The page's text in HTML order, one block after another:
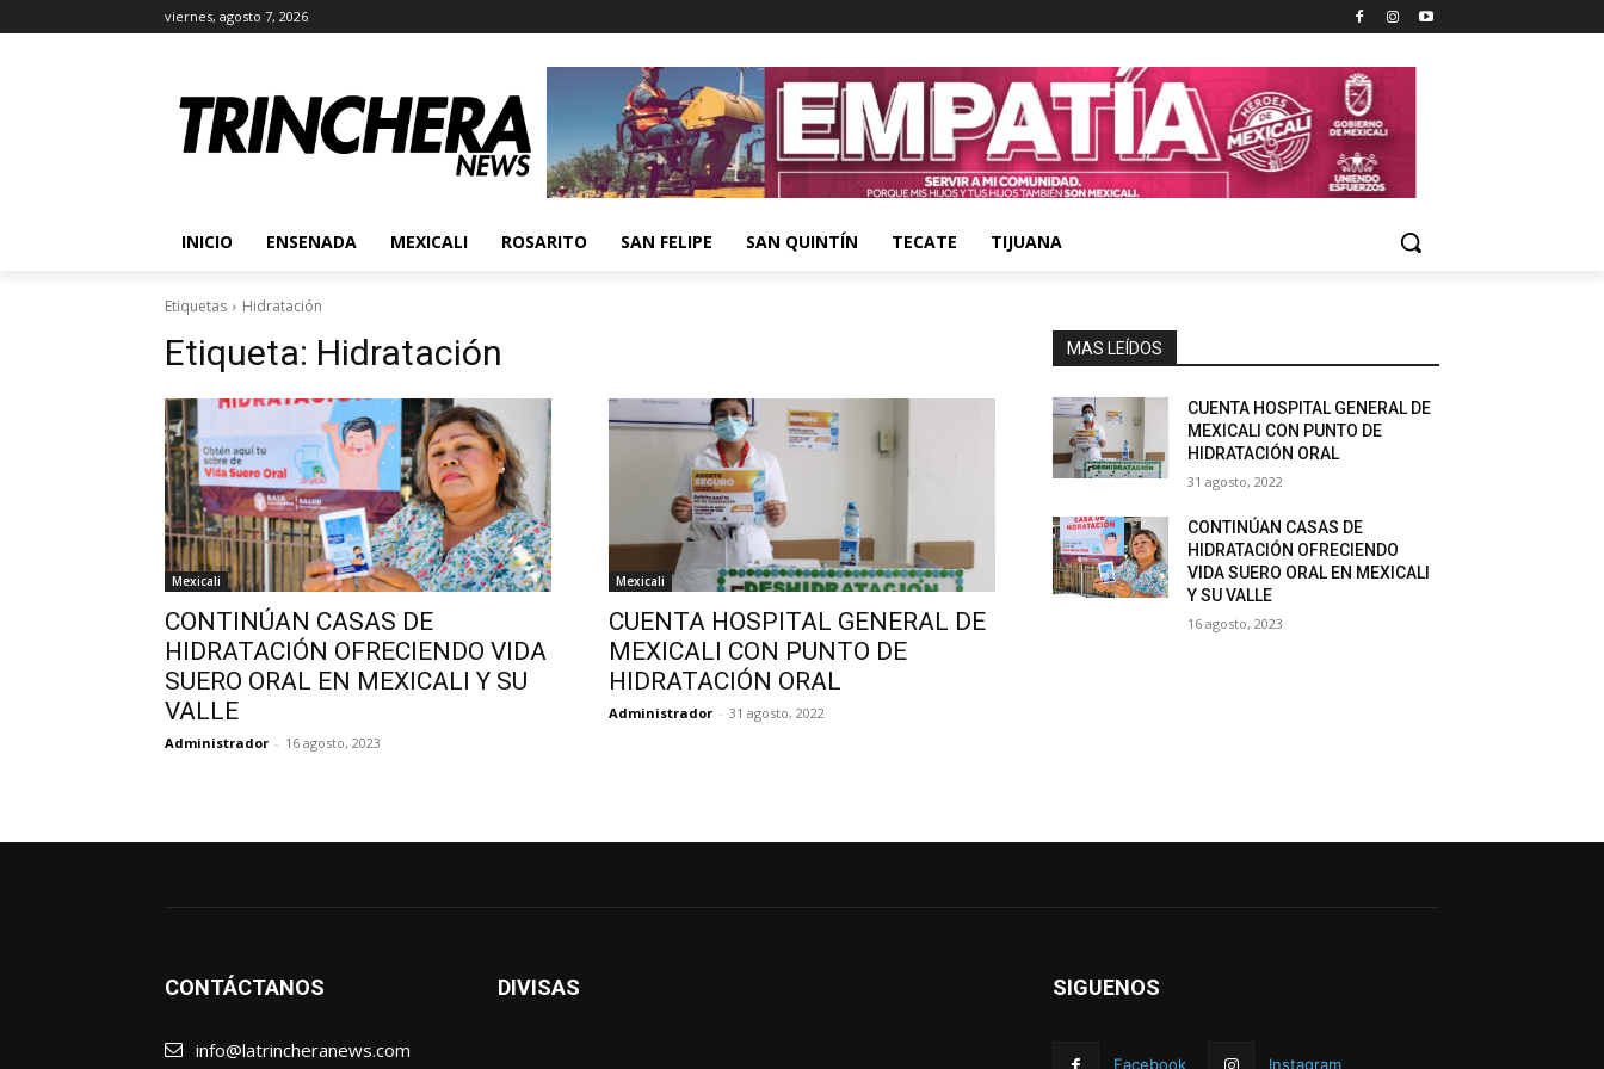
viernes, agosto 7, 2026
INICIO ENSENADA MEXICALI ROSARITO SAN FELIPE SAN QUINTÍN TECATE TIJUANA
Etiquetas Hidratación
Etiqueta: Hidratación
Mexicali
CONTINÚAN CASAS DE
HIDRATACIÓN OFRECIENDO VIDA
SUERO ORAL EN MEXICALI Y SU
VALLE
Administrador - 16 agosto, 2023
Mexicali
CUENTA HOSPITAL GENERAL DE
MEXICALI CON PUNTO DE
HIDRATACIÓN ORAL
Administrador - 31 agosto, 2022
MAS LEÍDOS
CUENTA HOSPITAL GENERAL DE
MEXICALI CON PUNTO DE
HIDRATACIÓN ORAL
31 agosto, 2022
CONTINÚAN CASAS DE
HIDRATACIÓN OFRECIENDO
VIDA SUERO ORAL EN MEXICALI
Y SU VALLE
16 agosto, 2023
CONTÁCTANOS
info@latrincheranews.com
DIVISAS SIGUENOS
Facebook Instagram